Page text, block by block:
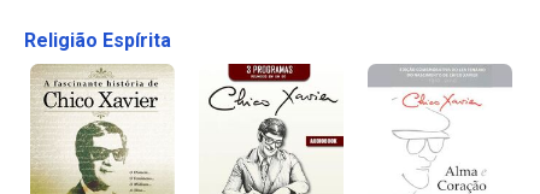
Religião Espírita